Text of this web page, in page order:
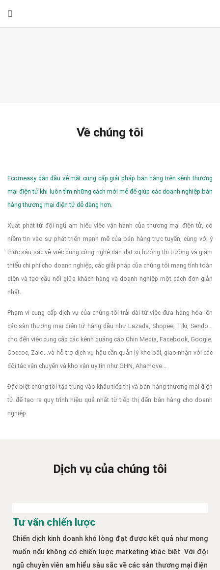
Về chúng tôi
Ecomeasy dẫn đầu về mặt cung cấp giải pháp bán hàng trên kênh thương
mại điện tử khi luôn tìm những cách mới mẻ để giúp các doanh nghiệp bán
hàng thương mại điện tử dễ dàng hơn.
Xuất phát từ đội ngũ am hiểu việc vận hành của thương mại điện tử, có
niềm tin vào sự phát triển mạnh mẽ của bán hàng trực tuyến, cùng với ý
thức sâu sắc về việc dùng công nghệ dẫn dắt xu hướng thị trường và giảm
thiểu chi phí cho doanh nghiệp, các giải pháp của chúng tôi mang tính toàn
diện và tạo cầu nối giữa khách hàng và doanh nghiệp một cách đơn giản
nhất.
Phạm vi cung cấp dịch vụ của chúng tôi trải dài từ việc đưa hàng hóa lên
các sàn thương mại điện tử hàng đầu như Lazada, Shopee, Tiki, Sendo...
cho đến việc cung cấp các kênh quảng cáo Chin Media, Facebook, Google,
Coccoc, Zalo...và hỗ trợ dịch vụ hậu cần quản lý kho bãi, giao nhận với các
đối tác vận chuyển và kho vận uy tín như GHN, Ahamove...
Đặc biệt chúng tôi tập trung vào khâu tiếp thị và bán hàng thương mại điện
tử để tạo ra quy trình hiệu quả nhất từ tiếp thị đến bán hàng cho doanh
nghiệp.
Dịch vụ của chúng tôi
Tư vấn chiến lược
Chiến dịch kinh doanh khó lòng đạt được kết quả như mong
muốn nếu không có chiến lược marketing khác biệt. Với đội
ngũ chuyên viên am hiểu sâu sắc về các sàn thương mại điện